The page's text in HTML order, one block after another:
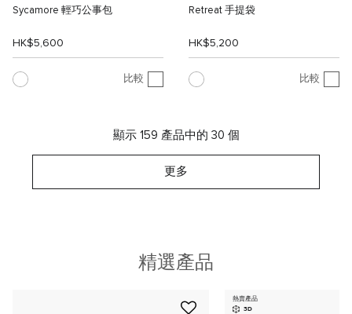
Sycamore 輕巧公事包
HK$5,600
比較
Retreat 手提袋
HK$5,200
比較
顯示 159 產品中的 30 個
更多
精選產品
熱賣產品
3D